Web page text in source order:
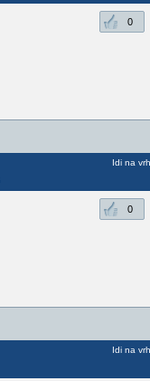
0
Idi na vrh
0
Idi na vrh